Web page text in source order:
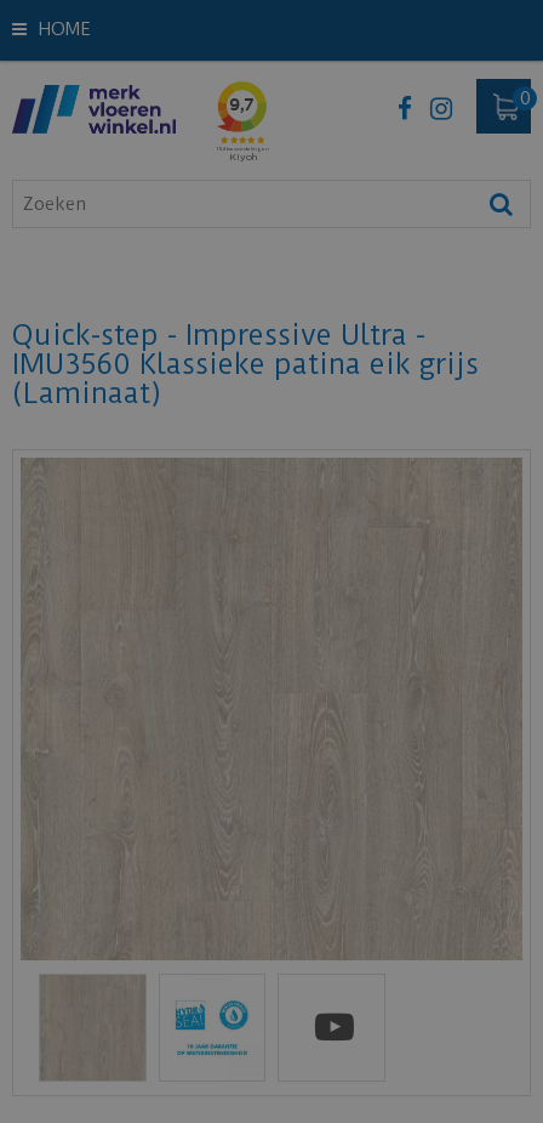
HOME
Quick-step - Impressive Ultra -
IMU3560 Klassieke patina eik grijs
(Laminaat)